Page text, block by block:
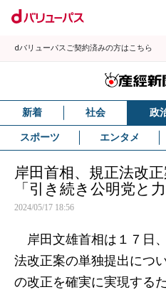
dバリューパスご契約済みの方はこちら
新着 社会 政
スポーツ エンタメ
岸田首相、規正法改
「引き続き公明党と
2024/05/17 18:56
岸田文雄首相は１７日
法改正案の単独提出につ
の改正を確実に実現する